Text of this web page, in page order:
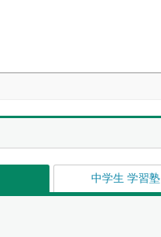
中学生 学習塾